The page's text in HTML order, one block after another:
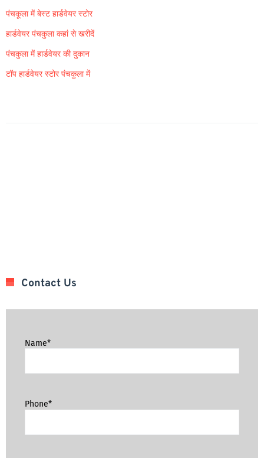
पंचकूला में बेस्ट हार्डवेयर स्टोर
हार्डवेयर पंचकुला कहां से खरीदें
पंचकुला में हार्डवेयर की दुकान
टॉप हार्डवेयर स्टोर पंचकुला में
Contact Us
Name*
Phone*